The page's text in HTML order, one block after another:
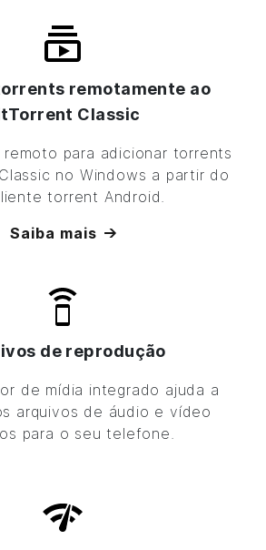
remotamente ao
Classic
para adicionar torrents
Classic no Windows a partir do
torrent Android.
Saiba mais
de reprodução
de mídia integrado ajuda a
arquivos de áudio e vídeo
para o seu telefone.